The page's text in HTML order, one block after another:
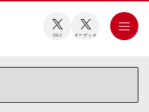
CDJ オーディオ